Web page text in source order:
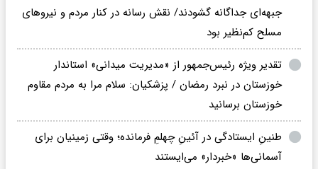
جبهه‌ای جداگانه گشودند/ نقش رسانه در کنار مردم و نیروهای
مسلح کم‌نظیر بود
تقدیر ویژه رئیس‌جمهور از «مدیریت میدانی» استاندار
خوزستان در نبرد رمضان / پزشکیان: سلام مرا به مردم مقاوم
خوزستان برسانید
طنینِ ایستادگی در آئینِ چهلمِ فرمانده؛ وقتی زمینیان برای
آسمانی‌ها «خبردار» می‌ایستند